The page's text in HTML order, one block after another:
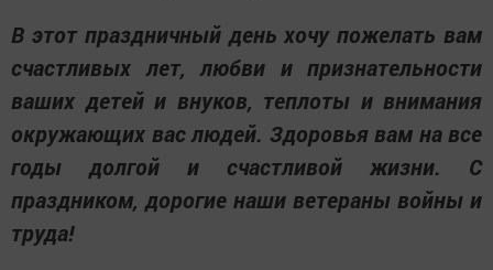
В этот праздничный день хочу пожелать вам
счастливых лет, любви и признательности
ваших детей и внуков, теплоты и внимания
окружающих вас людей. Здоровья вам на все
годы долгой и счастливой жизни. С
праздником, дорогие наши ветераны войны и
труда!